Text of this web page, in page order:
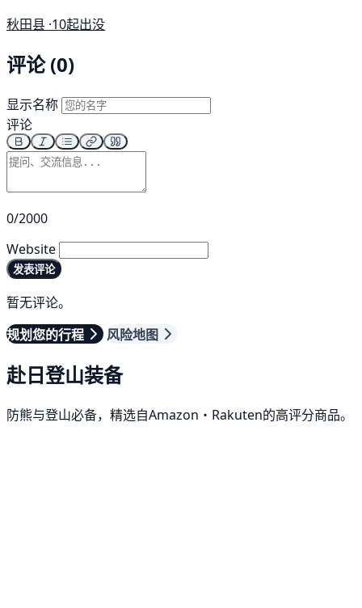
秋田县 ·10起出没
评论 (0)
显示名称
评论
0/2000
Website
发表评论
暂无评论。
规划您的行程
风险地图
赴日登山装备
防熊与登山必备，精选自Amazon・Rakuten的高评分商品。